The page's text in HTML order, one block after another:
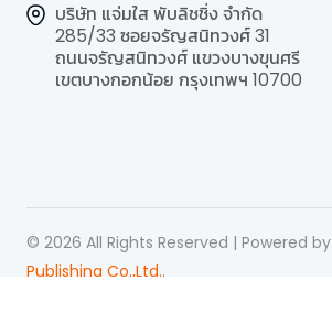
บริษัท แจ่มใส พับลิชชิ่ง จำกัด
285/33 ซอยจรัญสนิทวงศ์ 31
ถนนจรัญสนิทวงศ์ แขวงบางขุนศรี
เขตบางกอกน้อย กรุงเทพฯ 10700
© 2026 All Rights Reserved | Powered by
Publishing Co.,Ltd..